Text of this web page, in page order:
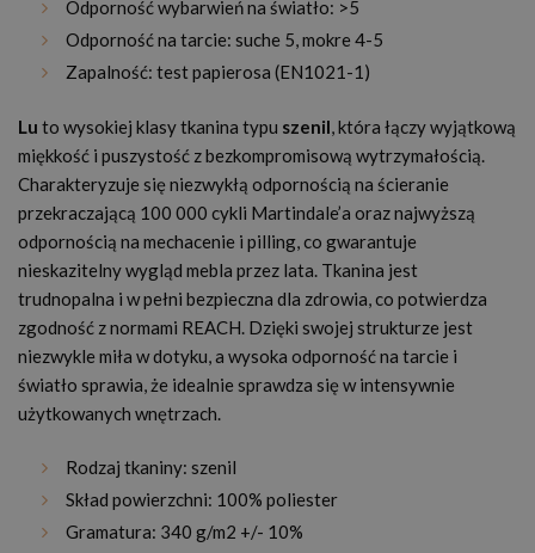
Odporność wybarwień na światło: >5
Odporność na tarcie: suche 5, mokre 4-5
Zapalność: test papierosa (EN1021-1)
Lu to wysokiej klasy tkanina typu szenil, która łączy wyjątkową
miękkość i puszystość z bezkompromisową wytrzymałością.
Charakteryzuje się niezwykłą odpornością na ścieranie
przekraczającą 100 000 cykli Martindale’a oraz najwyższą
odpornością na mechacenie i pilling, co gwarantuje
nieskazitelny wygląd mebla przez lata. Tkanina jest
trudnopalna i w pełni bezpieczna dla zdrowia, co potwierdza
zgodność z normami REACH. Dzięki swojej strukturze jest
niezwykle miła w dotyku, a wysoka odporność na tarcie i
światło sprawia, że idealnie sprawdza się w intensywnie
użytkowanych wnętrzach.
Rodzaj tkaniny: szenil
Skład powierzchni: 100% poliester
Gramatura: 340 g/m2 +/- 10%